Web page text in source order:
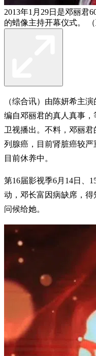
2013年1月29日是邓丽君
的蜡像主持开幕仪式。 （
（综合讯）由陈妍希主
编自邓丽君的真人真事
卫视播出。不料，邓丽
列腺癌，目前肾脏癌较严
目前休养中。
第16届影视季6月14日、
动，邓长富因病缺席，
问候给她。